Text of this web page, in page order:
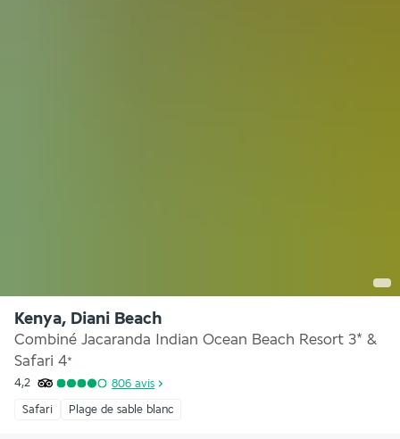
Kenya, Diani Beach
Combiné Jacaranda Indian Ocean Beach Resort 3* &
Safari 4*
4,2 806 avis
Safari Plage de sable blanc